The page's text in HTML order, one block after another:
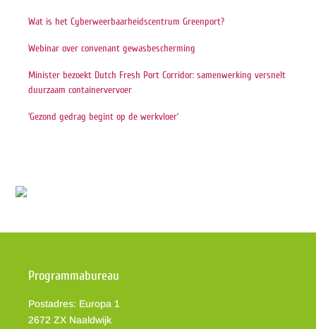
Wat is het Cyberweerbaarheidscentrum Greenport?
Webinar over convenant gewasbescherming
Minister bezoekt Dutch Fresh Port Corridor: samenwerking versnelt
duurzaam containervervoer
‘Gezond gedrag begint op de werkvloer’
Programmabureau
Postadres: Europa 1
2672 ZX Naaldwijk